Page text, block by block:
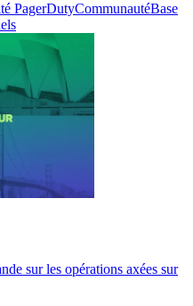
PagerDutyCommunautéBase
sur les opérations axées sur